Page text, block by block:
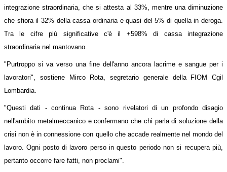
integrazione straordinaria, che si attesta al 33%, mentre una diminuzione
che sfiora il 32% della cassa ordinaria e quasi del 5% di quella in deroga.
Tra le cifre più significative c'è il +598% di cassa integrazione
straordinaria nel mantovano.
"Purtroppo si va verso una fine dell'anno ancora lacrime e sangue per i
lavoratori", sostiene Mirco Rota, segretario generale della FIOM Cgil
Lombardia.
"Questi dati - continua Rota -sono rivelatori di un profondo disagio
nell'ambito metalmeccanico e confermano che chi parla di soluzione della
crisi non è in connessione con quello che accade realmente nel mondo del
lavoro. Ogni posto di lavoro perso in questo periodo non si recupera più,
pertanto occorre fare fatti, non proclami".